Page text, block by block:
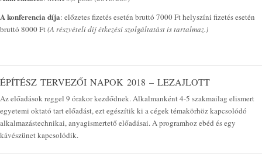
A konferencia díja: előzetes fizetés esetén bruttó 7000 Ft helyszíni fizetés esetén
bruttó 8000 Ft(A részvételi díj étkezési szolgáltatást is tartalmaz.)
ÉPÍTÉSZ TERVEZŐI NAPOK 2018 – LEZAJLOTT
Az előadások reggel 9 órakor kezdődnek. Alkalmanként 4-5 szakmailag elismert
egyetemi oktató tart előadást, ezt egészítik ki a cégek témakörhöz kapcsolódó
alkalmazástechnikai, anyagismertető előadásai. A programhoz ebéd és egy
kávészünet kapcsolódik.